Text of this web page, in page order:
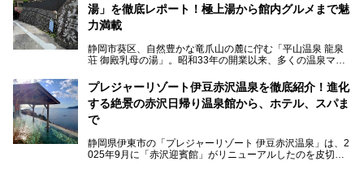
湯」を徹底レポート！極上湯から館内グルメまで魅
力満載
静岡市葵区、自然豊かな竜爪山の麓に佇む「平山温泉 龍泉
荘 御殿乳母の湯」。昭和33年の開業以来、多くの温泉マニ
極上温泉です。お湯はもちろん、実はグルメも揃っているん
です。多くのファンを持つ、その圧倒的なこだわりと魅力を
解説します。
プレジャーリゾート伊豆赤沢温泉を徹底紹介！進化
する絶景の赤沢日帰り温泉館から、ホテル、スパま
で
静岡県伊東市の「プレジャーリゾート 伊豆赤沢温泉」は、2
025年9月に「赤沢迎賓館」がリニューアルしたのを皮切り